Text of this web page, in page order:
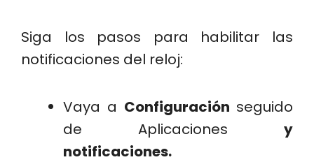
Siga los pasos para habilitar las
notificaciones del reloj:
Vaya a Configuración seguido
de Aplicaciones y
notificaciones.